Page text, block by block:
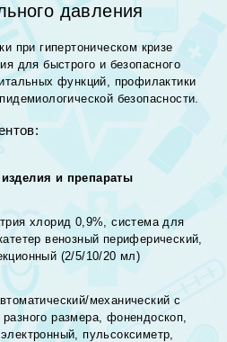
давления
при гипертоническом кризе
для быстрого и безопасного
функций, профилактики
безопасности.
и препараты
хлорид 0,9%, система для
венозный периферический,
(2/5/10/20 мл)
механический с
размера, фонендоскоп,
пульсоксиметр,